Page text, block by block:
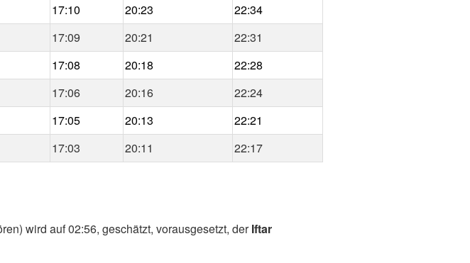
17:10 20:23
22:34
17:09 20:21
22:31
17:08 20:18
22:28
17:06 20:16
22:24
17:05 20:13
22:21
17:03 20:11 22:17
wird auf 02:56, geschätzt, vorausgesetzt, derIftar